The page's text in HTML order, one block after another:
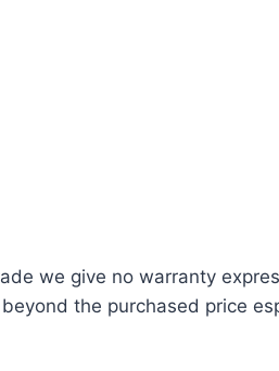
we give no warranty
the purchased price